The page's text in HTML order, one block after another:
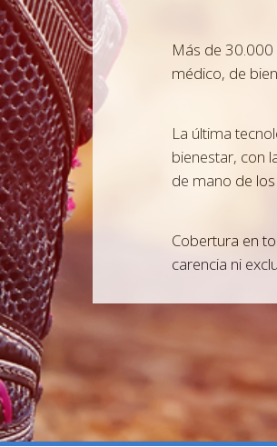
Más de 30.000
médico, de
La última
bienestar, con
de mano de
Cobertura en
carencia ni